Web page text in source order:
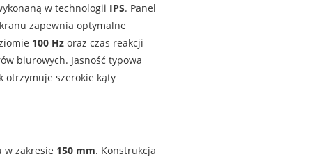
w technologii IPS. Panel
zapewnia optymalne
100 Hzoraz czas reakcji
biurowych. Jasność typowa
otrzymuje szerokie kąty
w zakresie 150 mm. Konstrukcja